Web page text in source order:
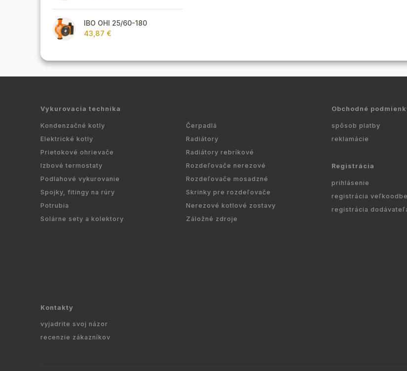
IBO OHI 25/60-180
43,87 €
Vykurovacia technika
Kondenzačné kotly
Elektrické kotly
Prietokové ohrievače
Izbové termostaty
Podlahové vykurovanie
Spojky, fitingy na rúry
Potrubia
Solárne sety a kolektory
Čerpadlá
Radiátory
Radiátory rebríkové
Rozdeľovače nerezové
Rozdeľovače mosadzné
Skrinky pre rozdeľovače
Nerezové kotlové zostavy
Záložné zdroje
Obchodné
spôsob platby
reklamácie
Registrácia
prihlásenie
registrácia
registrácia
Kontakty
vyjadrite svoj názor
recenzie zákazníkov